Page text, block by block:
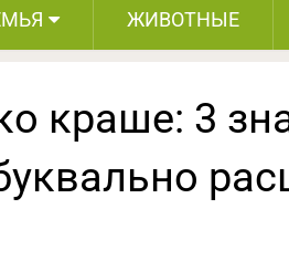
ЖИВОТНЫЕ
краше: 3